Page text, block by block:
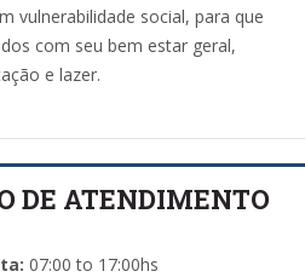
vulnerabilidade social, para que
com seu bem estar geral,
e lazer.
DE ATENDIMENTO
07:00 to 17:00hs